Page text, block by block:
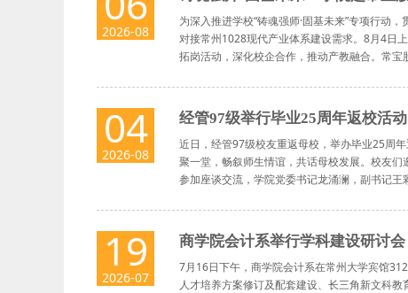
2026-08
为深入推进学校“铸魂强师·固基未来”专项行动
对接常州1028现代产业体系建设需求。8月4日
拓岗活动，深化校企合作，推动产教融合。常宝
04
2026-08
经管97级举行毕业25周年返校活动
近日，经管97级校友重返母校，举办毕业25周
聚一堂，畅叙师生情谊，共话母校发展。校友
参加座谈交流，学院党委书记龙涌澜，副书记王
19
2026-07
商学院会计系举行学科建设研讨会
7月16日下午，商学院会计系在常州大学宾馆
人才培养方案修订及配套建设、长三角新文科